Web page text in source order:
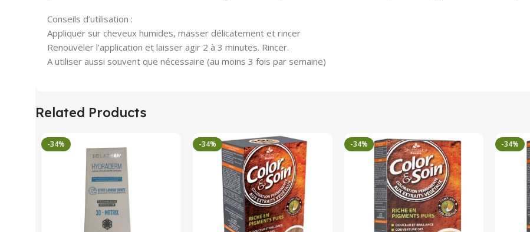
Conseils d’utilisation :
Appliquer sur cheveux humides, masser délicatement et rincer
Renouveler l’application et laisser agir 2 à 3 minutes. Rincer.
A utiliser aussi souvent que nécessaire (au moins 3 fois par semaine)
Related Products
-34% -34% -34% -34%